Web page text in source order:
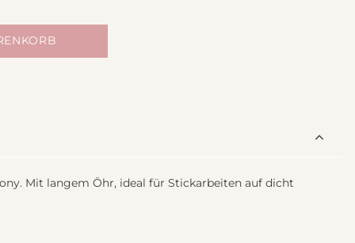
Mit langem Öhr, ideal für Stickarbeiten auf dicht